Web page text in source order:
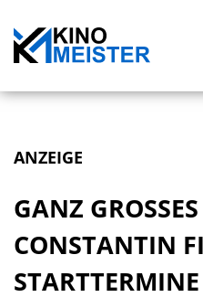
ANZEIGE
GANZ GROSSES
ONSTANTIN
TARTTERMINE